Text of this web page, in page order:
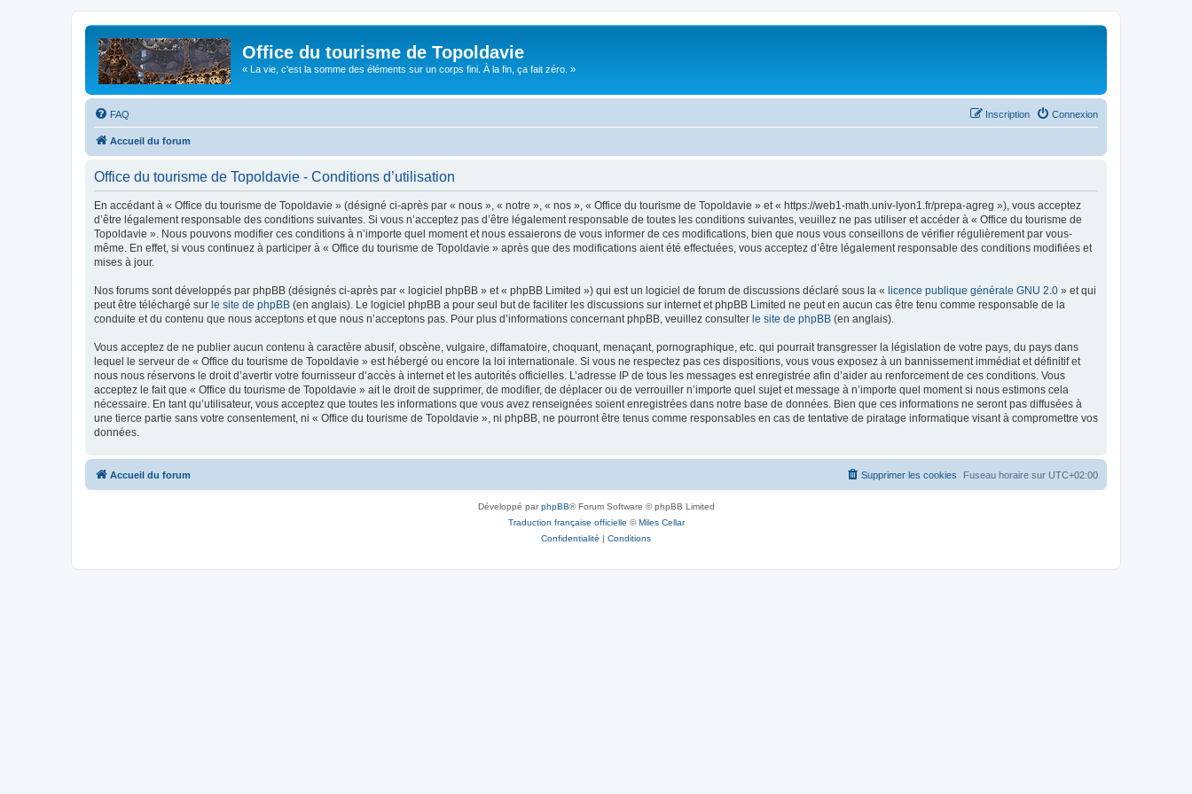
Office du tourisme de Topoldavie
« La vie, c'est la somme des éléments sur un corps fini. À la fin, ça fait zéro. »
FAQ Connexion
Inscription
Accueil du forum
Office du tourisme de Topoldavie - Conditions d’utilisation
En accédant à « Office du tourisme de Topoldavie » (désigné ci-après par « nous », « notre », « nos », « Office du tourisme de Topoldavie » et « https://web1-math.univ-lyon1.fr/prepa-agreg »), vous acceptez
d’être légalement responsable des conditions suivantes. Si vous n’acceptez pas d’être légalement responsable de toutes les conditions suivantes, veuillez ne pas utiliser et accéder à « Office du tourisme de
Topoldavie ». Nous pouvons modifier ces conditions à n’importe quel moment et nous essaierons de vous informer de ces modifications, bien que nous vous conseillons de vérifier régulièrement par vous-
même. En effet, si vous continuez à participer à « Office du tourisme de Topoldavie » après que des modifications aient été effectuées, vous acceptez d’être légalement responsable des conditions modifiées et
mises à jour.
Nos forums sont développés par phpBB (désignés ci-après par « logiciel phpBB » et « phpBB Limited ») qui est un logiciel de forum de discussions déclaré sous la « licence publique générale GNU 2.0 » et qui
peut être téléchargé sur le site de phpBB (en anglais). Le logiciel phpBB a pour seul but de faciliter les discussions sur internet et phpBB Limited ne peut en aucun cas être tenu comme responsable de la
conduite et du contenu que nous acceptons et que nous n’acceptons pas. Pour plus d’informations concernant phpBB, veuillez consulter le site de phpBB (en anglais).
Vous acceptez de ne publier aucun contenu à caractère abusif, obscène, vulgaire, diffamatoire, choquant, menaçant, pornographique, etc. qui pourrait transgresser la législation de votre pays, du pays dans
lequel le serveur de « Office du tourisme de Topoldavie » est hébergé ou encore la loi internationale. Si vous ne respectez pas ces dispositions, vous vous exposez à un bannissement immédiat et définitif et
nous nous réservons le droit d’avertir votre fournisseur d’accès à internet et les autorités officielles. L’adresse IP de tous les messages est enregistrée afin d’aider au renforcement de ces conditions. Vous
acceptez le fait que « Office du tourisme de Topoldavie » ait le droit de supprimer, de modifier, de déplacer ou de verrouiller n’importe quel sujet et message à n’importe quel moment si nous estimons cela
nécessaire. En tant qu’utilisateur, vous acceptez que toutes les informations que vous avez renseignées soient enregistrées dans notre base de données. Bien que ces informations ne seront pas diffusées à
une tierce partie sans votre consentement, ni « Office du tourisme de Topoldavie », ni phpBB, ne pourront être tenus comme responsables en cas de tentative de piratage informatique visant à compromettre vos
données.
Accueil du forum Fuseau horaire sur UTC+02:00
Supprimer les cookies
Développé parphpBB® Forum Software © phpBB Limited
Traduction française officielle ©Miles Cellar
Confidentialité | Conditions